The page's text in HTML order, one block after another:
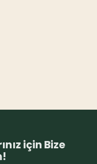
için Bize